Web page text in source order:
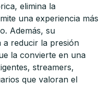
elimina la
una experiencia más
Además, su
a reducir la presión
la convierte en una
streamers,
que valoran el